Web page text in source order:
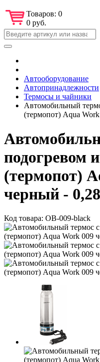
Товаров: 0
0 руб.
Автооборудование
Автопринадлежности
Термосы и чайники
Автомобильный
(термопот) Aqua
подогревом
(термопот)
черный -
Код товара: OB-009-black